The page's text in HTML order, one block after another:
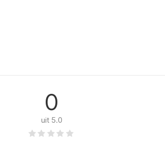
0
uit 5.0